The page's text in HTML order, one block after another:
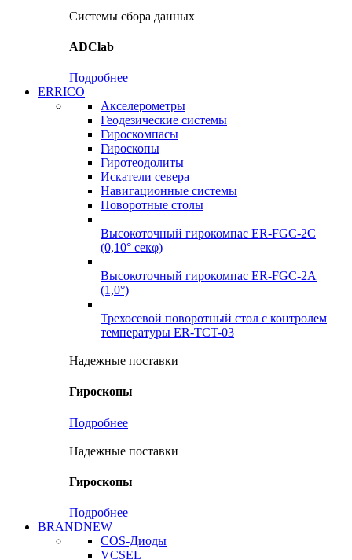
Системы сбора данных
ADClab
Подробнее
ERRICO
Акселерометры
Геодезические системы
Гироскомпасы
Гироскопы
Гиротеодолиты
Искатели севера
Навигационные системы
Поворотные столы
Высокоточный гирокомпас ER-FGC-2C
(0,10° секφ)
Высокоточный гирокомпас ER-FGC-2A
(1,0°)
Трехосевой поворотный стол с контролем
температуры ER-TCT-03
Надежные поставки
Гироскопы
Подробнее
Надежные поставки
Гироскопы
Подробнее
BRANDNEW
COS-Диоды
VCSEL